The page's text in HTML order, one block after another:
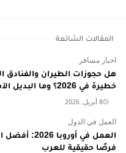
المقالات الشائعة
اخبار مسافر
هل حجوزات الطيران والفنادق
خطيرة في 2026؟ وما البديل الآمن؟
8 أبريل, 2026
العمل في الدول
العمل في
فرصًا حقيقية للعرب